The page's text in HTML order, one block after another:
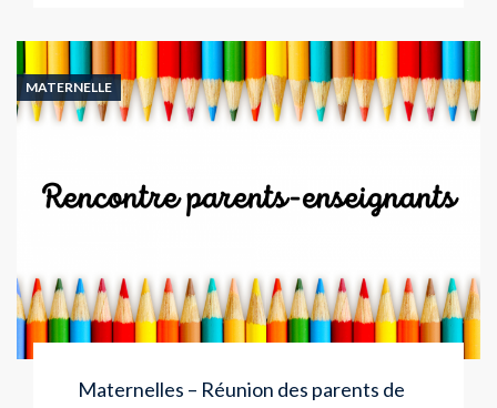
MATERNELLE
Maternelles – Réunion des parents de